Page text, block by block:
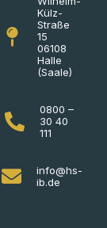
Külz-
Straße
15
06108
Halle
(Saale)
0800 –
30 40
111
info@hs-
ib.de